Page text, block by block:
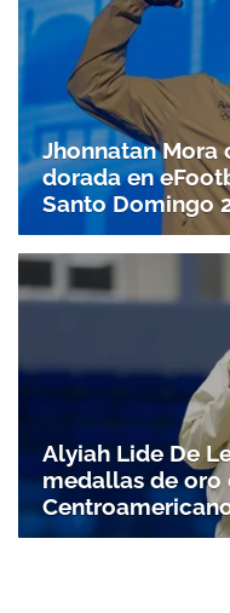
Jhonnatan
dorada en
Santo Doming­o
Alyiah Lide De
medallas de oro